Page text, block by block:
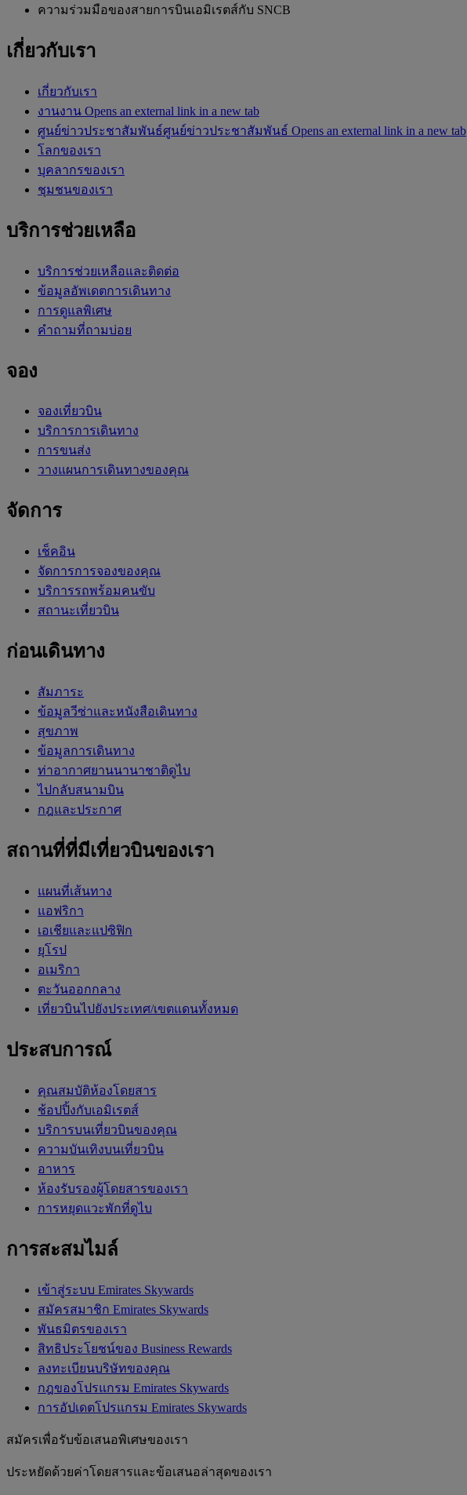
ความร่วมมือของสายการบินเอมิเรตส์กับ SNCB
เกี่ยวกับเรา
เกี่ยวกับเรา
งานงาน Opens an external link in a new tab
ศูนย์ข่าวประชาสัมพันธ์ศูนย์ข่าวประชาสัมพันธ์ Opens an external link in a new tab
โลกของเรา
บุคลากรของเรา
ชุมชนของเรา
บริการช่วยเหลือ
บริการช่วยเหลือและติดต่อ
ข้อมูลอัพเดตการเดินทาง
การดูแลพิเศษ
คำถามที่ถามบ่อย
จอง
จองเที่ยวบิน
บริการการเดินทาง
การขนส่ง
วางแผนการเดินทางของคุณ
จัดการ
เช็คอิน
จัดการการจองของคุณ
บริการรถพร้อมคนขับ
สถานะเที่ยวบิน
ก่อนเดินทาง
สัมภาระ
ข้อมูลวีซ่าและหนังสือเดินทาง
สุขภาพ
ข้อมูลการเดินทาง
ท่าอากาศยานนานาชาติดูไบ
ไปกลับสนามบิน
กฎและประกาศ
สถานที่ที่มีเที่ยวบินของเรา
แผนที่เส้นทาง
แอฟริกา
เอเชียและแปซิฟิก
ยุโรป
อเมริกา
ตะวันออกกลาง
เที่ยวบินไปยังประเทศ/เขตแดนทั้งหมด
ประสบการณ์
คุณสมบัติห้องโดยสาร
ช้อปปิ้งกับเอมิเรตส์
บริการบนเที่ยวบินของคุณ
ความบันเทิงบนเที่ยวบิน
อาหาร
ห้องรับรองผู้โดยสารของเรา
การหยุดแวะพักที่ดูไบ
การสะสมไมล์
เข้าสู่ระบบ Emirates Skywards
สมัครสมาชิก Emirates Skywards
พันธมิตรของเรา
สิทธิประโยชน์ของ Business Rewards
ลงทะเบียนบริษัทของคุณ
กฎของโปรแกรม Emirates Skywards
การอัปเดตโปรแกรม Emirates Skywards
สมัครเพื่อรับข้อเสนอพิเศษของเรา
ประหยัดด้วยค่าโดยสารและข้อเสนอล่าสุดของเรา